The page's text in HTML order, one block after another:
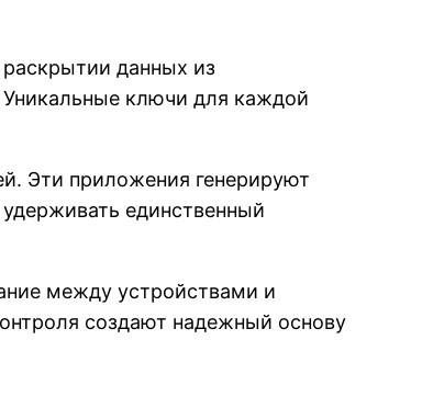
данных из
Уникальные ключи для каждой
Эти приложения генерируют
единственный
между устройствами и
создают надежный основу